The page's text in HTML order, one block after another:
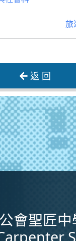
旅
返 回
會聖匠中